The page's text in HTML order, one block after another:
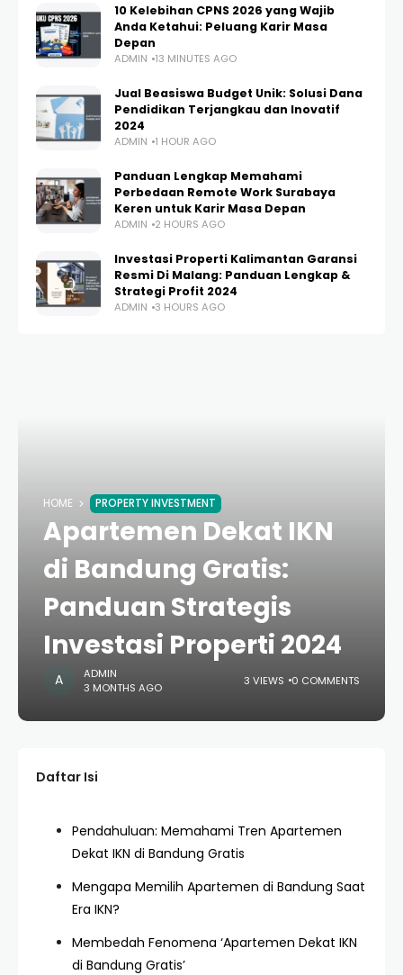
10 Kelebihan CPNS 2026 yang Wajib
Anda Ketahui: Peluang Karir Masa
Depan
ADMIN 13 MINUTES AGO
Jual Beasiswa Budget Unik: Solusi Dana
Pendidikan Terjangkau dan Inovatif
2024
ADMIN 1 HOUR AGO
Panduan Lengkap Memahami
Perbedaan Remote Work Surabaya
Keren untuk Karir Masa Depan
ADMIN 2 HOURS AGO
Investasi Properti Kalimantan Garansi
Resmi Di Malang: Panduan Lengkap &
Strategi Profit 2024
ADMIN 3 HOURS AGO
HOME PROPERTY INVESTMENT
Apartemen Dekat IKN
di Bandung Gratis:
Panduan Strategis
Investasi Properti 2024
ADMIN
3 MONTHS AGO
3 VIEWS 0 COMMENTS
Daftar Isi
Pendahuluan: Memahami Tren Apartemen
Dekat IKN di Bandung Gratis
Mengapa Memilih Apartemen di Bandung Saat
Era IKN?
Membedah Fenomena ‘Apartemen Dekat IKN
di Bandung Gratis’